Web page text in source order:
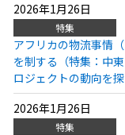
2026年1月26日
特集
アフリカの物流事情
を制する（特集：中
ロジェクトの動向を探
2026年1月26日
特集